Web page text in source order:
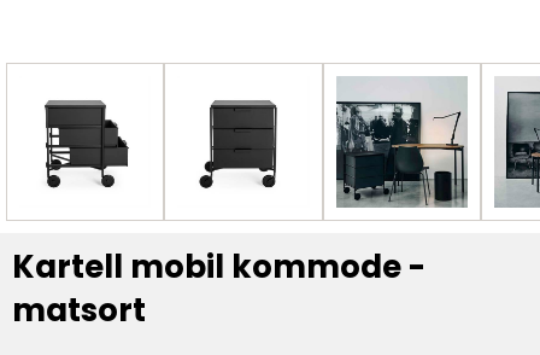
Kartell mobil kommode -
matsort